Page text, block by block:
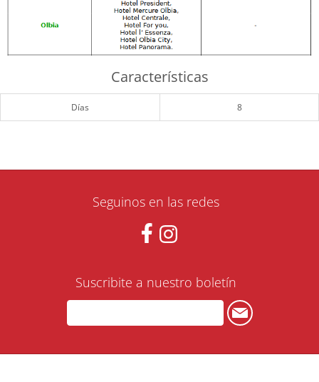
Características
Días 8
Seguinos en las redes
Suscribite a nuestro boletín